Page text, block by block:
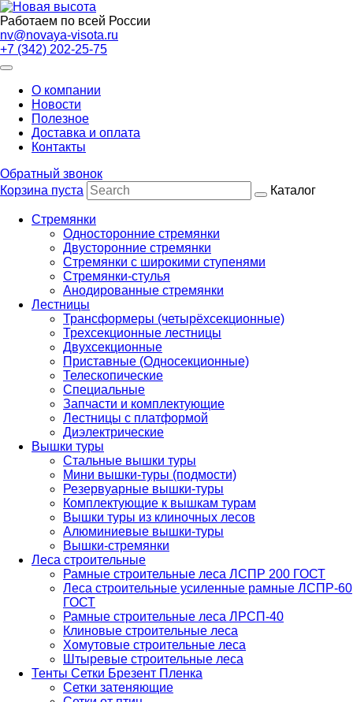
Работаем по всей России
nv@novaya-visota.ru
+7 (342) 202-25-75
О компании
Новости
Полезное
Доставка и оплата
Контакты
Обратный звонок
Корзина пуста
Каталог
Стремянки
Односторонние стремянки
Двусторонние стремянки
Стремянки с широкими ступенями
Стремянки-стулья
Анодированные стремянки
Лестницы
Трансформеры (четырёхсекционные)
Трехсекционные лестницы
Двухсекционные
Приставные (Односекционные)
Телескопические
Специальные
Запчасти и комплектующие
Лестницы с платформой
Диэлектрические
Вышки туры
Стальные вышки туры
Мини вышки-туры (подмости)
Резервуарные вышки-туры
Комплектующие к вышкам турам
Вышки туры из клиночных лесов
Алюминиевые вышки-туры
Вышки-стремянки
Леса строительные
Рамные строительные леса ЛСПР 200 ГОСТ
Леса строительные усиленные рамные ЛСПР-60
ГОСТ
Рамные строительные леса ЛРСП-40
Клиновые строительные леса
Хомутовые строительные леса
Штыревые строительные леса
Тенты Сетки Брезент Пленка
Сетки затеняющие